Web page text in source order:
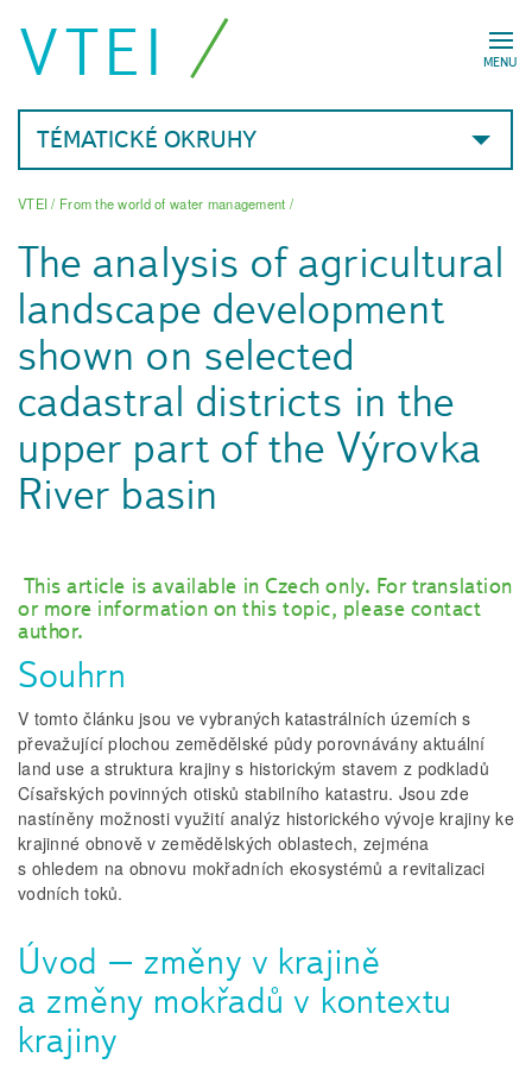
MENU
VTEI
TÉMATICKÉ OKRUHY
VTEI/ From the world of water management /
The analysis of agricultural
landscape development
shown on selected
cadastral districts in the
upper part of the Výrovka
River basin
This article is available in Czech only. For translation
or more information on this topic, please contact
author.
Souhrn
V tomto článku jsou ve vybraných katastrálních územích s
převažující plochou zemědělské půdy porovnávány aktuální
land use a struktura krajiny s historickým stavem z podkladů
Císařských povinných otisků stabilního katastru. Jsou zde
nastíněny možnosti využití analýz historického vývoje krajiny ke
krajinné obnově v zemědělských oblastech, zejména
s ohledem na obnovu mokřadních ekosystémů a revitalizaci
vodních toků.
Úvod – změny v krajině
a změny mokřadů v kontextu
krajiny